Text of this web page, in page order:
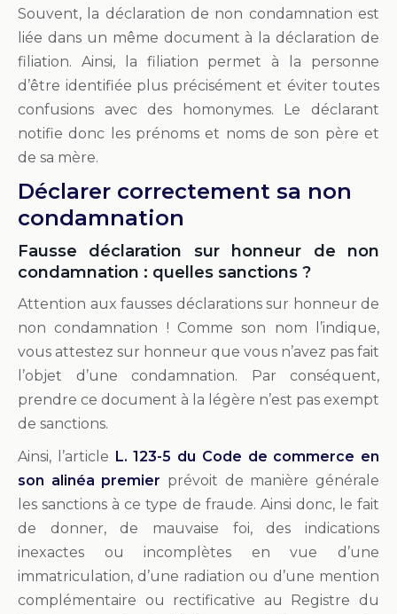
Souvent, la déclaration de non condamnation est
liée dans un même document à la déclaration de
filiation. Ainsi, la filiation permet à la personne
d’être identifiée plus précisément et éviter toutes
confusions avec des homonymes. Le déclarant
notifie donc les prénoms et noms de son père et
de sa mère.
Déclarer correctement sa non
condamnation
Fausse déclaration sur honneur de non
condamnation : quelles sanctions ?
Attention aux fausses déclarations sur honneur de
non condamnation ! Comme son nom l’indique,
vous attestez sur honneur que vous n’avez pas fait
l’objet d’une condamnation. Par conséquent,
prendre ce document à la légère n’est pas exempt
de sanctions.
Ainsi, l’article L. 123-5 du Code de commerce en
son alinéa premier prévoit de manière générale
les sanctions à ce type de fraude. Ainsi donc, le fait
de donner, de mauvaise foi, des indications
inexactes ou incomplètes en vue d’une
immatriculation, d’une radiation ou d’une mention
complémentaire ou rectificative au Registre du